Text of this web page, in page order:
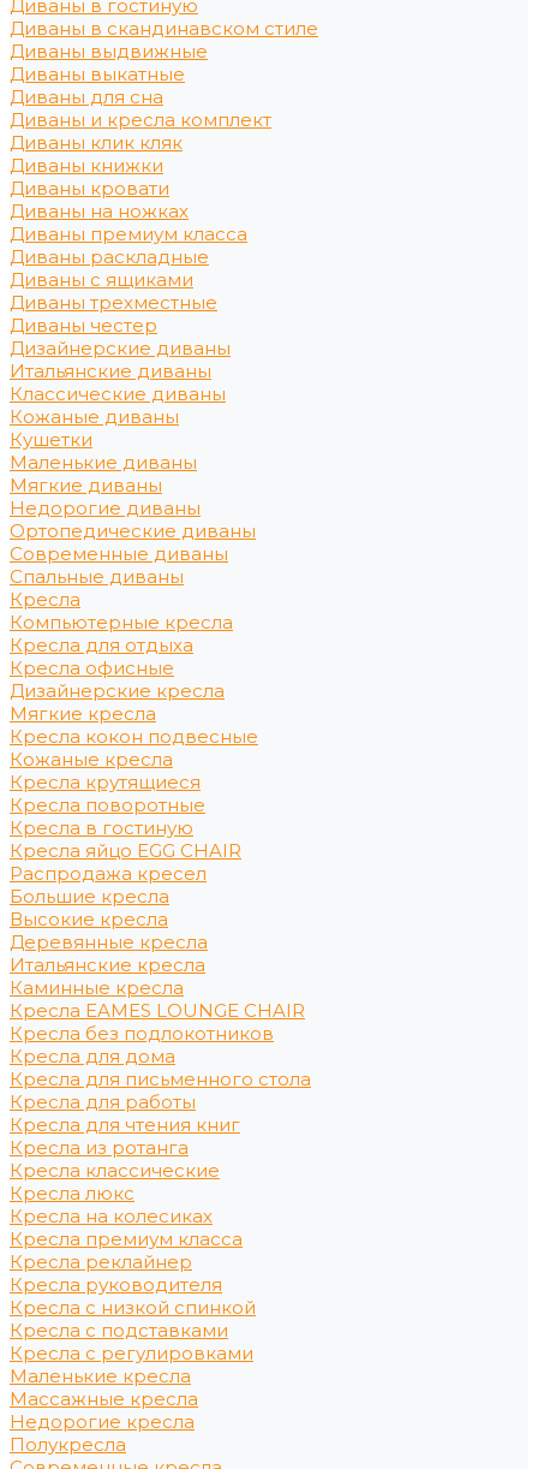
Диваны в гостиную
Диваны в скандинавском стиле
Диваны выдвижные
Диваны выкатные
Диваны для сна
Диваны и кресла комплект
Диваны клик кляк
Диваны книжки
Диваны кровати
Диваны на ножках
Диваны премиум класса
Диваны раскладные
Диваны с ящиками
Диваны трехместные
Диваны честер
Дизайнерские диваны
Итальянские диваны
Классические диваны
Кожаные диваны
Кушетки
Маленькие диваны
Мягкие диваны
Недорогие диваны
Ортопедические диваны
Современные диваны
Спальные диваны
Кресла
Компьютерные кресла
Кресла для отдыха
Кресла офисные
Дизайнерские кресла
Мягкие кресла
Кресла кокон подвесные
Кожаные кресла
Кресла крутящиеся
Кресла поворотные
Кресла в гостиную
Кресла яйцо EGG CHAIR
Распродажа кресел
Большие кресла
Высокие кресла
Деревянные кресла
Итальянские кресла
Каминные кресла
Кресла EAMES LOUNGE CHAIR
Кресла без подлокотников
Кресла для дома
Кресла для письменного стола
Кресла для работы
Кресла для чтения книг
Кресла из ротанга
Кресла классические
Кресла люкс
Кресла на колесиках
Кресла премиум класса
Кресла реклайнер
Кресла руководителя
Кресла с низкой спинкой
Кресла с подставками
Кресла с регулировками
Маленькие кресла
Массажные кресла
Недорогие кресла
Полукресла